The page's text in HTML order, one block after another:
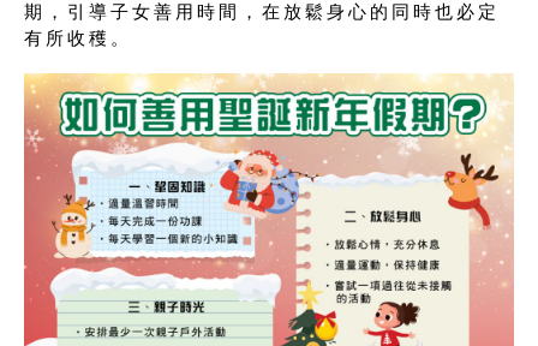
期，引導子女善用時間，在放鬆身心的同時也必定
有所收穫。